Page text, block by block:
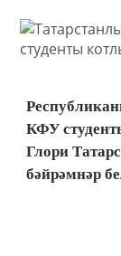
КФУ
Глори
бәйрәмнәр